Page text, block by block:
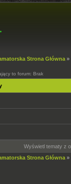
Strona Główna »
to forum: Brak
Wyświetl tematy z
Strona Główna »